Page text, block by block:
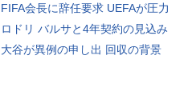
FIFA会長に辞任要求 UEFAが圧力
ロドリ バルサと4年契約の見込み
大谷が異例の申し出 回収の背景